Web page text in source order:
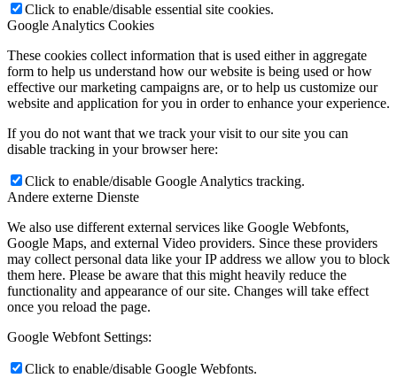
Click to enable/disable essential site cookies.
Google Analytics Cookies
These cookies collect information that is used either in aggregate
form to help us understand how our website is being used or how
effective our marketing campaigns are, or to help us customize our
website and application for you in order to enhance your experience.
If you do not want that we track your visit to our site you can
disable tracking in your browser here:
Click to enable/disable Google Analytics tracking.
Andere externe Dienste
We also use different external services like Google Webfonts,
Google Maps, and external Video providers. Since these providers
may collect personal data like your IP address we allow you to block
them here. Please be aware that this might heavily reduce the
functionality and appearance of our site. Changes will take effect
once you reload the page.
Google Webfont Settings:
Click to enable/disable Google Webfonts.